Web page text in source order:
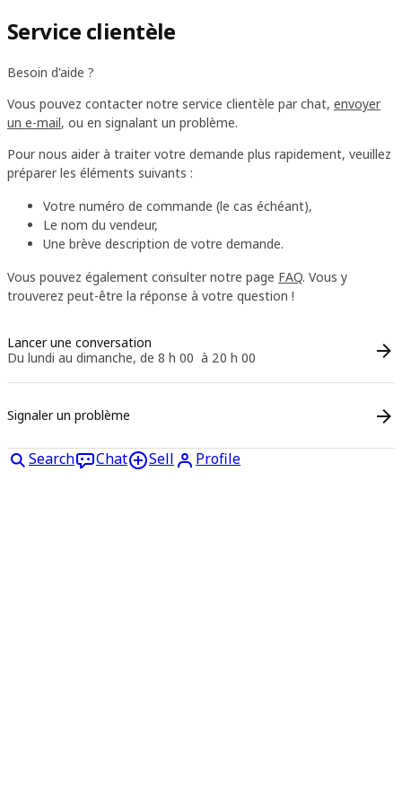
Service clientèle
Besoin d'aide ?
Vous pouvez contacter notre service clientèle par chat, envoyer
un e-mail, ou en signalant un problème.
Pour nous aider à traiter votre demande plus rapidement, veuillez
préparer les éléments suivants :
Votre numéro de commande (le cas échéant),
Le nom du vendeur,
Une brève description de votre demande.
Vous pouvez également consulter notre page FAQ. Vous y
trouverez peut-être la réponse à votre question !
Lancer une conversation
Du lundi au dimanche, de 8 h 00 à 20 h 00
Signaler un problème
Search Chat Sell Profile